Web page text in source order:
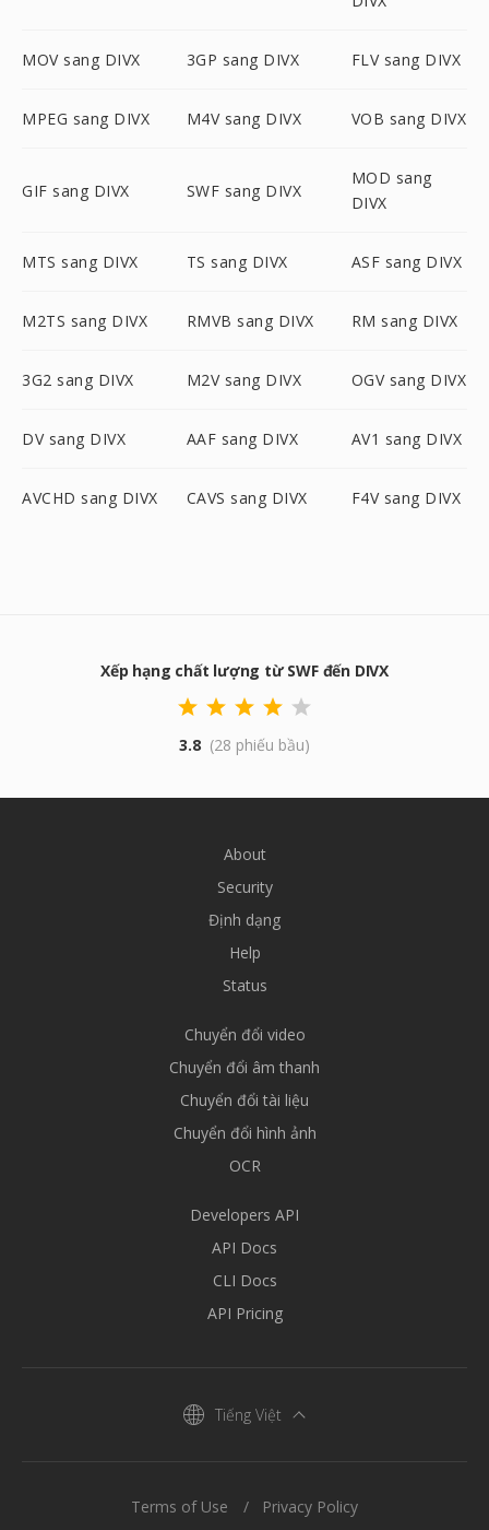
MOV sang DIVX 3GP sang DIVX FLV sang DIVX
MPEG sang DIVX M4V sang DIVX VOB sang DIVX
GIF sang DIVX SWF sang DIVX
MOD sang
DIVX
MTS sang DIVX TS sang DIVX ASF sang DIVX
M2TS sang DIVX RMVB sang DIVX RM sang DIVX
3G2 sang DIVX M2V sang DIVX OGV sang DIVX
DV sang DIVX AAF sang DIVX AV1 sang DIVX
AVCHD sang DIVX CAVS sang DIVX F4V sang DIVX
Xếp hạng chất lượng từ SWF đến DIVX
3.8 (28 phiếu bầu)
About
Security
Định dạng
Help
Status
Chuyển đổi video
Chuyển đổi âm thanh
Chuyển đổi tài liệu
Chuyển đổi hình ảnh
OCR
Developers API
API Docs
CLI Docs
API Pricing
Tiếng Việt
Terms of Use Privacy Policy